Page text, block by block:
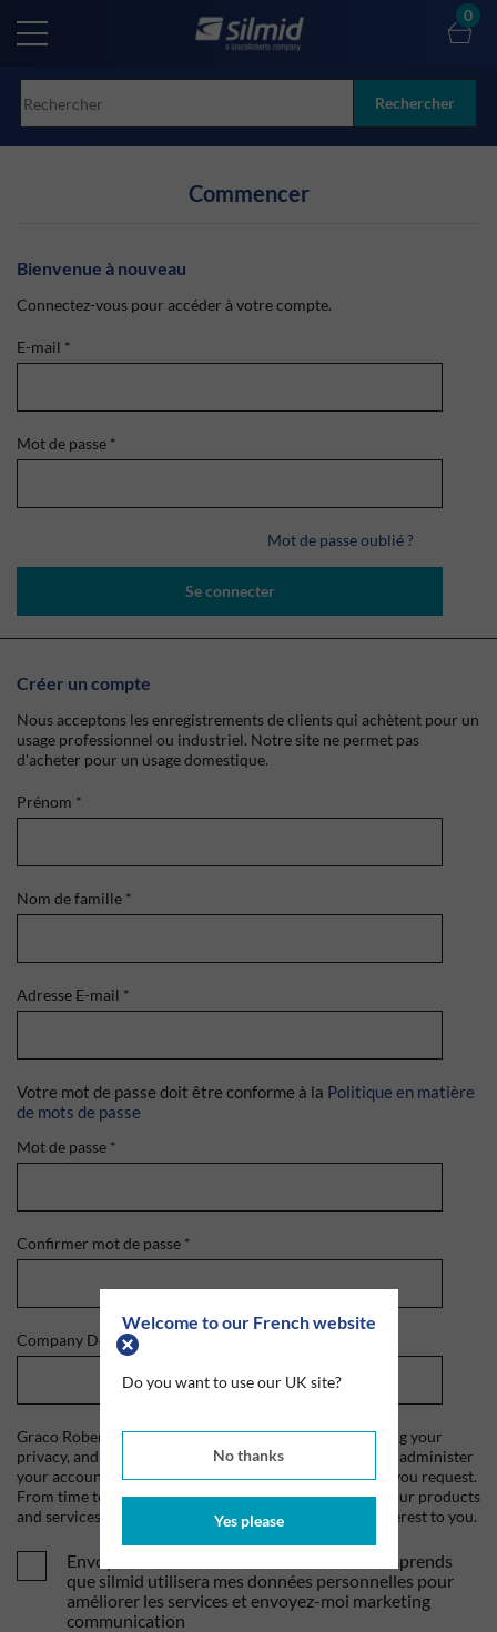
Welcome to our French website
Do you want to use our UK site?
No thanks
Yes please
main
Rechercher
0
Commencer
Bienvenue à nouveau
Connectez-vous pour accéder à votre compte.
E-mail *
Mot de passe *
Mot de passe oublié ?
Se connecter
Créer un compte
Nous acceptons les enregistrements de clients qui achètent pour un
usage professionnel ou industriel. Notre site ne permet pas
d'acheter pour un usage domestique.
Prénom *
Nom de famille *
Adresse E-mail *
Votre mot de passe doit être conforme à la Politique en matière
de mots de passe
Mot de passe *
Confirmer mot de passe *
Company Domain
Graco Roberts is committed to protecting and respecting your
privacy, and we'll only use your personal information to administer
your account and to provide the products and services you request.
From time to time, we would like to contact you about our products
and services, as well as other content that may be of interest to you.
Envoyez-moi vos offres et actualités. Je comprends
que silmid utilisera mes données personnelles pour
améliorer les services et envoyez-moi marketing
communication